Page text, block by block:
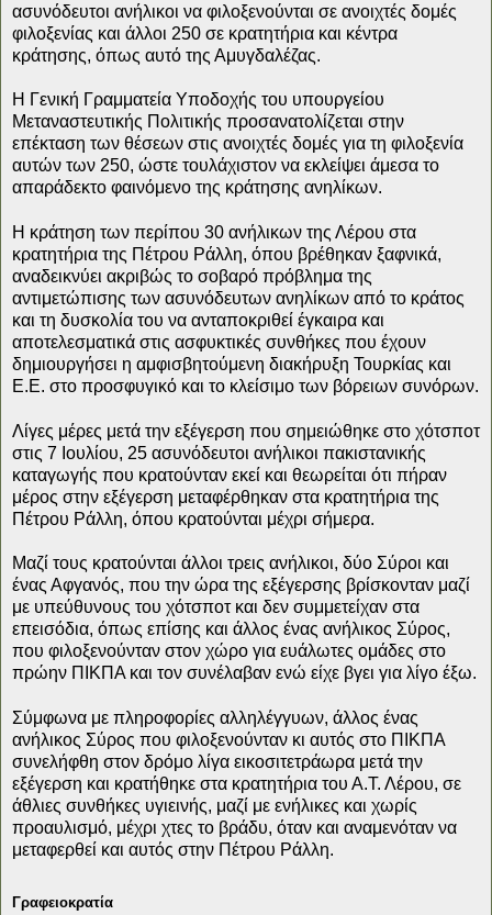
ασυνόδευτοι ανήλικοι να φιλοξενούνται σε ανοιχτές δομές
φιλοξενίας και άλλοι 250 σε κρατητήρια και κέντρα
κράτησης, όπως αυτό της Αμυγδαλέζας.
Η Γενική Γραμματεία Υποδοχής του υπουργείου
Μεταναστευτικής Πολιτικής προσανατολίζεται στην
επέκταση των θέσεων στις ανοιχτές δομές για τη φιλοξενία
αυτών των 250, ώστε τουλάχιστον να εκλείψει άμεσα το
απαράδεκτο φαινόμενο της κράτησης ανηλίκων.
Η κράτηση των περίπου 30 ανήλικων της Λέρου στα
κρατητήρια της Πέτρου Ράλλη, όπου βρέθηκαν ξαφνικά,
αναδεικνύει ακριβώς το σοβαρό πρόβλημα της
αντιμετώπισης των ασυνόδευτων ανηλίκων από το κράτος
και τη δυσκολία του να ανταποκριθεί έγκαιρα και
αποτελεσματικά στις ασφυκτικές συνθήκες που έχουν
δημιουργήσει η αμφισβητούμενη διακήρυξη Τουρκίας και
Ε.Ε. στο προσφυγικό και το κλείσιμο των βόρειων συνόρων.
Λίγες μέρες μετά την εξέγερση που σημειώθηκε στο χότσποτ
στις 7 Ιουλίου, 25 ασυνόδευτοι ανήλικοι πακιστανικής
καταγωγής που κρατούνταν εκεί και θεωρείται ότι πήραν
μέρος στην εξέγερση μεταφέρθηκαν στα κρατητήρια της
Πέτρου Ράλλη, όπου κρατούνται μέχρι σήμερα.
Μαζί τους κρατούνται άλλοι τρεις ανήλικοι, δύο Σύροι και
ένας Αφγανός, που την ώρα της εξέγερσης βρίσκονταν μαζί
με υπεύθυνους του χότσποτ και δεν συμμετείχαν στα
επεισόδια, όπως επίσης και άλλος ένας ανήλικος Σύρος,
που φιλοξενούνταν στον χώρο για ευάλωτες ομάδες στο
πρώην ΠΙΚΠΑ και τον συνέλαβαν ενώ είχε βγει για λίγο έξω.
Σύμφωνα με πληροφορίες αλληλέγγυων, άλλος ένας
ανήλικος Σύρος που φιλοξενούνταν κι αυτός στο ΠΙΚΠΑ
συνελήφθη στον δρόμο λίγα εικοσιτετράωρα μετά την
εξέγερση και κρατήθηκε στα κρατητήρια του Α.Τ. Λέρου, σε
άθλιες συνθήκες υγιεινής, μαζί με ενήλικες και χωρίς
προαυλισμό, μέχρι χτες το βράδυ, όταν και αναμενόταν να
μεταφερθεί και αυτός στην Πέτρου Ράλλη.
Γραφειοκρατία